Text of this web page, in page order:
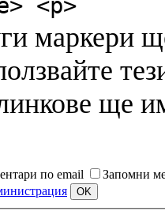
<p>
маркери
ще
по email
Запомни